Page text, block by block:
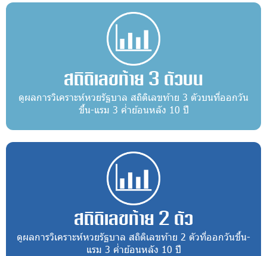
สถิติเลขท้าย 3 ตัวบน
ดูผลการวิเคราะห์หวยรัฐบาล สถิติเลขท้าย 3 ตัวบนที่ออกวัน
ขึ้น-แรม 3 ค่ำย้อนหลัง 10 ปี
สถิติเลขท้าย 2 ตัว
ดูผลการวิเคราะห์หวยรัฐบาล สถิติเลขท้าย 2 ตัวที่ออกวันขึ้น-
แรม 3 ค่ำย้อนหลัง 10 ปี